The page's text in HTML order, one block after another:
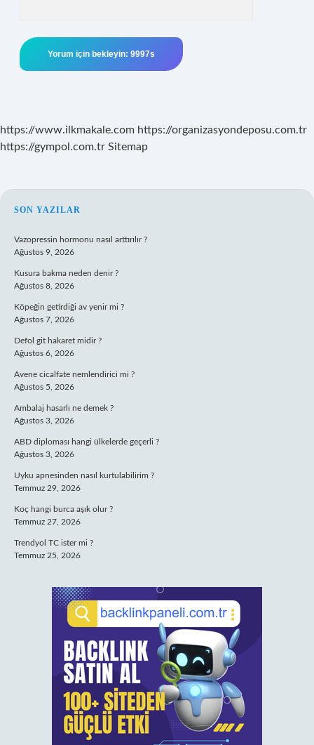
https://www.ilkmakale.com https://organizasyondeposu.com.tr
https://gympol.com.tr Sitemap
SIDEBAR
SON YAZILAR
Vazopressin hormonu nasıl arttırılır ?
Ağustos 9, 2026
Kusura bakma neden denir ?
Ağustos 8, 2026
Köpeğin getirdiği av yenir mi ?
Ağustos 7, 2026
Defol git hakaret midir ?
Ağustos 6, 2026
Avene cicalfate nemlendirici mi ?
Ağustos 5, 2026
Ambalaj hasarlı ne demek ?
Ağustos 3, 2026
ABD diploması hangi ülkelerde geçerli ?
Ağustos 3, 2026
Uyku apnesinden nasıl kurtulabilirim ?
Temmuz 29, 2026
Koç hangi burca aşık olur ?
Temmuz 27, 2026
Trendyol TC ister mi ?
Temmuz 25, 2026